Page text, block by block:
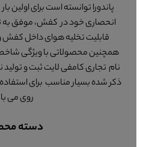
پاندورا توانسته است برای اولین
انحصاری خود در کفش، موفق به
قابلیت تخلیه هوای داخل کفش
همچنین محصولاتی با ویژگی
نام تجاری کامفی لایت ثبت و تولید
ذکر شده بسیار مناسب برای
روی می
دسته